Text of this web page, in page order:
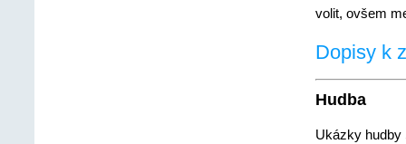
volit, ovšem
Dopisy k
Hudba
Ukázky hudby